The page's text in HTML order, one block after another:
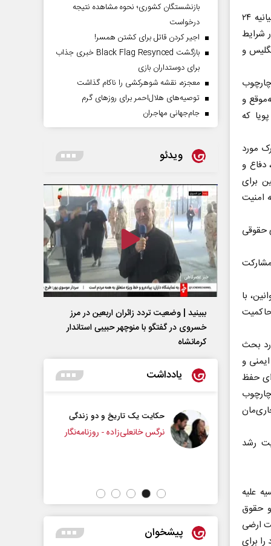
اولین نشست مشترک رهبران انگلیس و اتحادیه اروپا امروز در لندن برگزار شد. در بیانیه ۲۴
شرایط
و
و
که
مورد
دفاع و
برای
امنیت
حقوقی
با
بحث
و
حفظ
رشد
علیه
حقوق
ارضی
برای
بازنشستگان کشوری؛ نحوه مشاهده نتیجه
درخواست
اجیر کردن قاتل برای کشتن همسر!
بازگشت Black Flag Resynced خبری جذاب
برای دوستداران بازی
معجزه، نقشه شوهرکشی را ناکام گذاشت
توصیه‌های هلال‌احمر برای روز‌های گرم
جام‌جهانی مهاجران
ویدئو
ببینید | وضعیت تردد زائران اربعین در مرز
خسروی در گفتگو با منوچهر حبیبی استاندار
کرمانشاه
یادداشت
یک تاریخ و دو زندگی
خانعلی‌زاده - روزنامه‌نگار
چرایی عقب‌نشینی ترامپ؟
پیشخوان